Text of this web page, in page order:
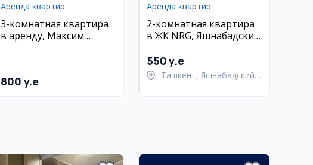
Аренда квартир
3-комнатная квартира
в аренду, Максим
800 y.e
Аренда квартир
2-комнатная квартира
в ЖК NRG, Яшнабадский
550 y.e
Ташкент, Яшнабадский